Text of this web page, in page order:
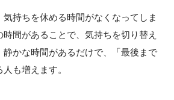
持ちを休める時間がなくなってしま
間があることで、気持ちを切り替え
静かな時間があるだけで、「最後まで
も増えます。